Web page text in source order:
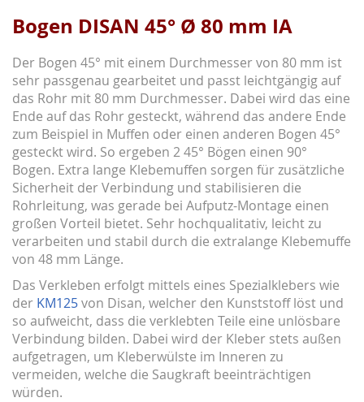
Bogen DISAN 45° Ø 80 mm IA
Der Bogen 45° mit einem Durchmesser von 80 mm ist
sehr passgenau gearbeitet und passt leichtgängig auf
das Rohr mit 80 mm Durchmesser. Dabei wird das eine
Ende auf das Rohr gesteckt, während das andere Ende
zum Beispiel in Muffen oder einen anderen Bogen 45°
gesteckt wird. So ergeben 2 45° Bögen einen 90°
Bogen. Extra lange Klebemuffen sorgen für zusätzliche
Sicherheit der Verbindung und stabilisieren die
Rohrleitung, was gerade bei Aufputz-Montage einen
großen Vorteil bietet. Sehr hochqualitativ, leicht zu
verarbeiten und stabil durch die extralange Klebemuffe
von 48 mm Länge.
Das Verkleben erfolgt mittels eines Spezialklebers wie
der KM125von Disan, welcher den Kunststoff löst und
so aufweicht, dass die verklebten Teile eine unlösbare
Verbindung bilden. Dabei wird der Kleber stets außen
aufgetragen, um Kleberwülste im Inneren zu
vermeiden, welche die Saugkraft beeinträchtigen
würden.